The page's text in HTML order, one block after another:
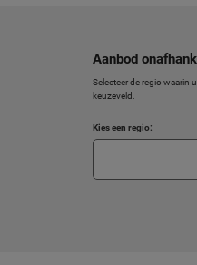
Aanbod
Selecteer de regio waarin
keuzeveld.
Kies een regio: